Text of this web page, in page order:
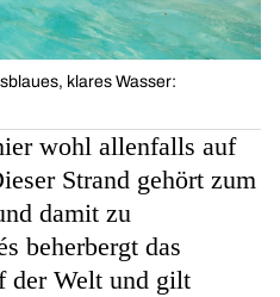
klares Wasser:
wohl allenfalls auf
Strand gehört zum
damit zu
beherbergt das
der Welt und gilt